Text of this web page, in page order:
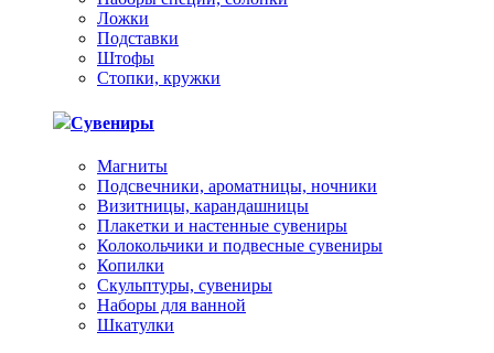
Ложки
Подставки
Штофы
Стопки, кружки
Сувениры
Магниты
Подсвечники, ароматницы, ночники
Визитницы, карандашницы
Плакетки и настенные сувениры
Колокольчики и подвесные сувениры
Копилки
Скульптуры, сувениры
Наборы для ванной
Шкатулки